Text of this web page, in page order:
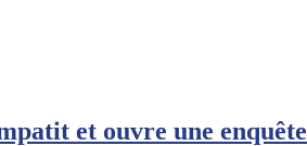
et ouvre une enquête